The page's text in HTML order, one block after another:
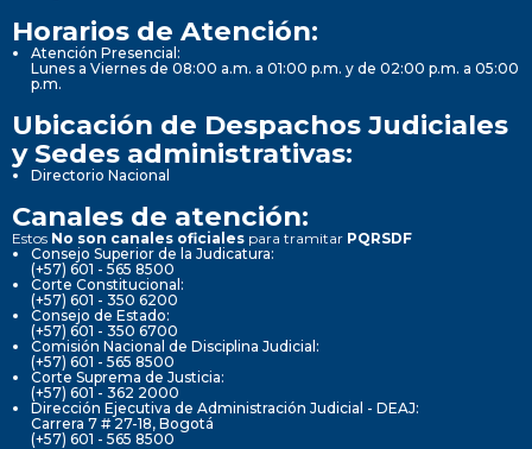
Horarios de Atención:
Atención Presencial:
Lunes a Viernes de 08:00 a.m. a 01:00 p.m. y de 02:00 p.m. a 05:00
p.m.
Ubicación de Despachos Judiciales
y Sedes administrativas:
Directorio Nacional
Canales de atención:
Estos No son canales oficiales para tramitar PQRSDF
Consejo Superior de la Judicatura:
(+57) 601 - 565 8500
Corte Constitucional:
(+57) 601 - 350 6200
Consejo de Estado:
(+57) 601 - 350 6700
Comisión Nacional de Disciplina Judicial:
(+57) 601 - 565 8500
Corte Suprema de Justicia:
(+57) 601 - 362 2000
Dirección Ejecutiva de Administración Judicial - DEAJ:
Carrera 7 # 27-18, Bogotá
(+57) 601 - 565 8500